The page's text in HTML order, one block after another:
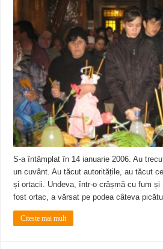
S-a întâmplat în 14 ianuarie 2006. Au
un cuvânt. Au tăcut autoritățile, au tăcut
și ortacii. Undeva, într-o crâșmă cu fum și
fost ortac, a vărsat pe podea câteva
Citeste mai mult